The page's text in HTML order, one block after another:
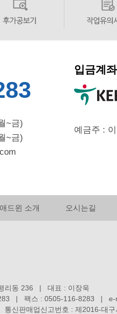
~금)
~금)
입금계좌
예금주 :
애드윈 소개 오시는길
리동 236 | 대표 : 이장욱
| 팩스 : 0505-116-8283 | e-
신판매업신고번호 : 제2016-대